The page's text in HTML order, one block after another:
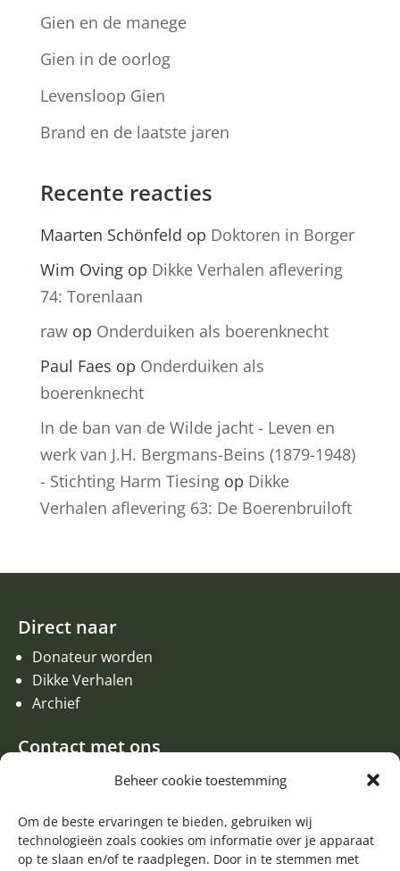
Beheer cookie toestemming
Om de beste ervaringen te bieden, gebruiken wij
technologieën zoals cookies om informatie over je apparaat
op te slaan en/of te raadplegen. Door in te stemmen met
Gien en de manege
Gien in de oorlog
Levensloop Gien
Brand en de laatste jaren
Recente reacties
Maarten Schönfeld op Doktoren in Borger
Wim Ovingop Dikke Verhalen aflevering
74: Torenlaan
rawop Onderduiken als boerenknecht
Paul Faes op Onderduiken als
boerenknecht
In de ban van de Wilde jacht - Leven en
werk van J.H. Bergmans-Beins (1879-1948)
- Stichting Harm Tiesingop Dikke
Verhalen aflevering 63: De Boerenbruiloft
Direct naar
Donateur worden
Dikke Verhalen
Archief
Contact met ons
Een aanvraag of oproep plaatsen
Contact met de redactie van de Zwerfsteen
Algemene informatie